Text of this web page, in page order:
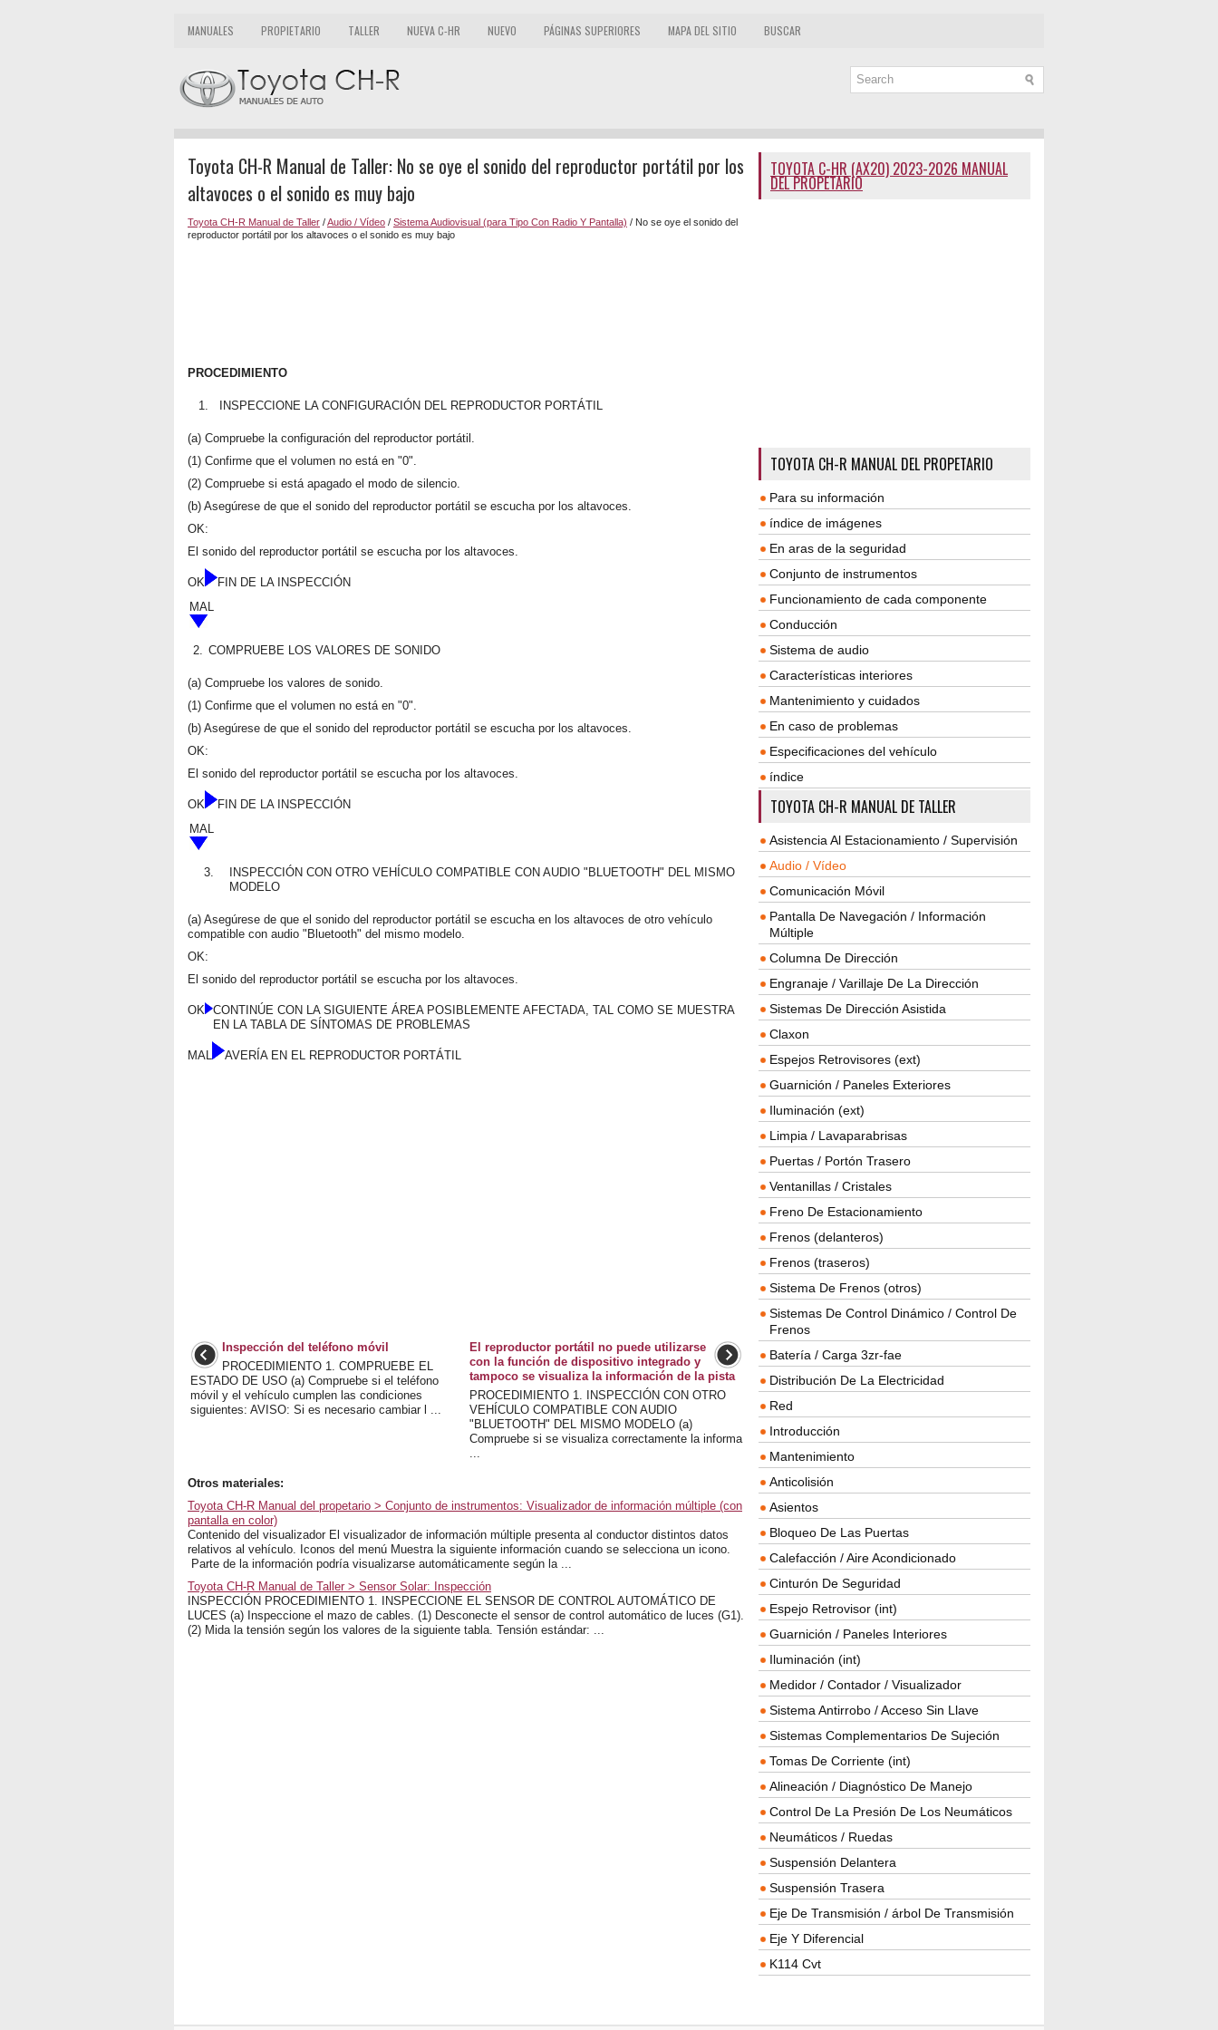
MANUALES PROPIETARIO TALLER NUEVA C-HR NUEVO PÁGINAS SUPERIORES MAPA DEL SITIO BUSCAR
Toyota CH-R Manual de Taller: No se oye el sonido del reproductor portátil por los
altavoces o el sonido es muy bajo
Toyota CH-R Manual de Taller /Audio / Vídeo / Sistema Audiovisual (para Tipo Con Radio Y Pantalla) / No se oye el sonido del
reproductor portátil por los altavoces o el sonido es muy bajo
PROCEDIMIENTO
1. INSPECCIONE LA CONFIGURACIÓN DEL REPRODUCTOR PORTÁTIL
(a) Compruebe la configuración del reproductor portátil.
(1) Confirme que el volumen no está en "0".
(2) Compruebe si está apagado el modo de silencio.
(b) Asegúrese de que el sonido del reproductor portátil se escucha por los altavoces.
OK:
El sonido del reproductor portátil se escucha por los altavoces.
OK
FIN DE LA INSPECCIÓN
MAL
2. COMPRUEBE LOS VALORES DE SONIDO
(a) Compruebe los valores de sonido.
(1) Confirme que el volumen no está en "0".
(b) Asegúrese de que el sonido del reproductor portátil se escucha por los altavoces.
OK:
El sonido del reproductor portátil se escucha por los altavoces.
OK
FIN DE LA INSPECCIÓN
MAL
3.
INSPECCIÓN CON OTRO VEHÍCULO COMPATIBLE CON AUDIO "BLUETOOTH" DEL MISMO
MODELO
(a) Asegúrese de que el sonido del reproductor portátil se escucha en los altavoces de otro vehículo
compatible con audio "Bluetooth" del mismo modelo.
OK:
El sonido del reproductor portátil se escucha por los altavoces.
OK CONTINÚE CON LA SIGUIENTE ÁREA POSIBLEMENTE AFECTADA, TAL COMO SE MUESTRA
EN LA TABLA DE SÍNTOMAS DE PROBLEMAS
MAL AVERÍA EN EL REPRODUCTOR PORTÁTIL
Inspección del teléfono móvil
PROCEDIMIENTO 1. COMPRUEBE EL
ESTADO DE USO (a) Compruebe si el teléfono
móvil y el vehículo cumplen las condiciones
siguientes: AVISO: Si es necesario cambiar l ...
El reproductor portátil no puede utilizarse
con la función de dispositivo integrado y
tampoco se visualiza la información de la pista
PROCEDIMIENTO 1. INSPECCIÓN CON OTRO
VEHÍCULO COMPATIBLE CON AUDIO
"BLUETOOTH" DEL MISMO MODELO (a)
Compruebe si se visualiza correctamente la informa
...
Otros materiales:
Toyota CH-R Manual del propetario > Conjunto de instrumentos: Visualizador de información múltiple (con
pantalla en color)
Contenido del visualizador El visualizador de información múltiple presenta al conductor distintos datos
relativos al vehículo. Iconos del menú Muestra la siguiente información cuando se selecciona un icono.
Parte de la información podría visualizarse automáticamente según la ...
Toyota CH-R Manual de Taller > Sensor Solar: Inspección
INSPECCIÓN PROCEDIMIENTO 1. INSPECCIONE EL SENSOR DE CONTROL AUTOMÁTICO DE
LUCES (a) Inspeccione el mazo de cables. (1) Desconecte el sensor de control automático de luces (G1).
(2) Mida la tensión según los valores de la siguiente tabla. Tensión estándar: ...
TOYOTA C-HR (AX20) 2023-2026 MANUAL
DEL PROPETARIO
TOYOTA CH-R MANUAL DEL PROPETARIO
Para su información
índice de imágenes
En aras de la seguridad
Conjunto de instrumentos
Funcionamiento de cada componente
Conducción
Sistema de audio
Características interiores
Mantenimiento y cuidados
En caso de problemas
Especificaciones del vehículo
índice
TOYOTA CH-R MANUAL DE TALLER
Asistencia Al Estacionamiento / Supervisión
Audio / Vídeo
Comunicación Móvil
Pantalla De Navegación / Información
Múltiple
Columna De Dirección
Engranaje / Varillaje De La Dirección
Sistemas De Dirección Asistida
Claxon
Espejos Retrovisores (ext)
Guarnición / Paneles Exteriores
Iluminación (ext)
Limpia / Lavaparabrisas
Puertas / Portón Trasero
Ventanillas / Cristales
Freno De Estacionamiento
Frenos (delanteros)
Frenos (traseros)
Sistema De Frenos (otros)
Sistemas De Control Dinámico / Control De
Frenos
Batería / Carga 3zr-fae
Distribución De La Electricidad
Red
Introducción
Mantenimiento
Anticolisión
Asientos
Bloqueo De Las Puertas
Calefacción / Aire Acondicionado
Cinturón De Seguridad
Espejo Retrovisor (int)
Guarnición / Paneles Interiores
Iluminación (int)
Medidor / Contador / Visualizador
Sistema Antirrobo / Acceso Sin Llave
Sistemas Complementarios De Sujeción
Tomas De Corriente (int)
Alineación / Diagnóstico De Manejo
Control De La Presión De Los Neumáticos
Neumáticos / Ruedas
Suspensión Delantera
Suspensión Trasera
Eje De Transmisión / árbol De Transmisión
Eje Y Diferencial
K114 Cvt